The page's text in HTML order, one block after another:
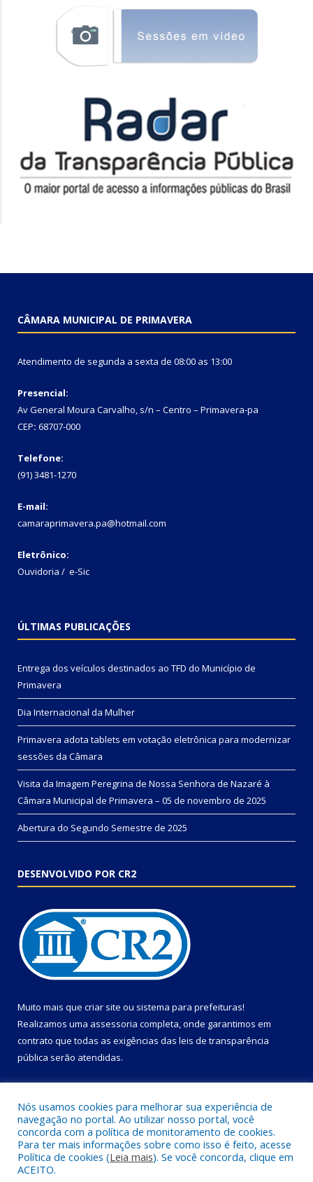
CÂMARA MUNICIPAL DE PRIMAVERA
Atendimento de segunda a sexta de 08:00 as 13:00
Presencial:
Av General Moura Carvalho, s/n – Centro – Primavera-pa
CEP: 68707-000
Telefone:
(91) 3481-1270
E-mail:
camaraprimavera.pa@hotmail.com
Eletrônico:
Ouvidoria / e-Sic
ÚLTIMAS PUBLICAÇÕES
Entrega dos veículos destinados ao TFD do Município de
Primavera
Dia Internacional da Mulher
Primavera adota tablets em votação eletrônica para modernizar
sessões da Câmara
Visita da Imagem Peregrina de Nossa Senhora de Nazaré à
Câmara Municipal de Primavera – 05 de novembro de 2025
Abertura do Segundo Semestre de 2025
DESENVOLVIDO POR CR2
Muito mais que criar site ou sistema para prefeituras!
Realizamos uma assessoria completa, onde garantimos em
contrato que todas as exigências das leis de transparência
pública serão atendidas.
Todos os direitos reservados a Câmara Municipal de Primavera.
Nós usamos cookies para melhorar sua experiência de
navegação no portal. Ao utilizar nosso portal, você
concorda com a política de monitoramento de cookies.
Para ter mais informações sobre como isso é feito, acesse
Política de cookies (Leia mais). Se você concorda, clique em
ACEITO.